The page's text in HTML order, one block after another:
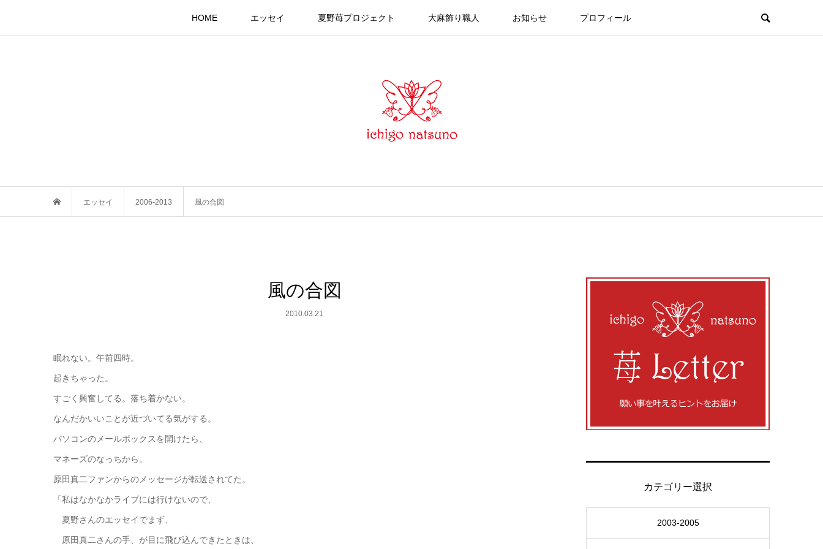
HOME エッセイ 夏野苺プロジェクト 大麻飾り職人 お知らせ プロフィール
エッセイ 2006-2013 風の合図
風の合図
2010.03.21
眠れない。午前四時。
起きちゃった。
すごく興奮してる。落ち着かない。
なんだかいいことが近づいてる気がする。
パソコンのメールボックスを開けたら、
マネーズのなっちから。
原田真二ファンからのメッセージが転送されてた。
「私はなかなかライブには行けないので、
夏野さんのエッセイでまず、
原田真二さんの手、が目に飛び込んできたときは、
カテゴリー選択
2003-2005